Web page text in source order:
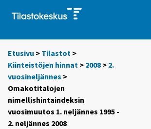
Etusivu > Tilastot >
Kiinteistöjen hinnat > 2008 > 2.
vuosineljännes >
Omakotitalojen
nimellishintaindeksin
vuosimuutos 1. neljännes 1995 -
2. neljännes 2008